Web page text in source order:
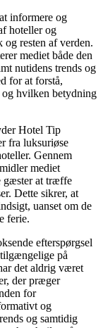
informere og
hoteller og
resten af verden.
mediet både den
nutidens trends og
for at forstå,
hvilken betydning
Hotel Tip
fra luksuriøse
Gennem
mediet
gæster at træffe
Dette sikrer, at
uanset om de
ferie.
efterspørgsel
på
det aldrig været
der præger
for
og
og samtidig